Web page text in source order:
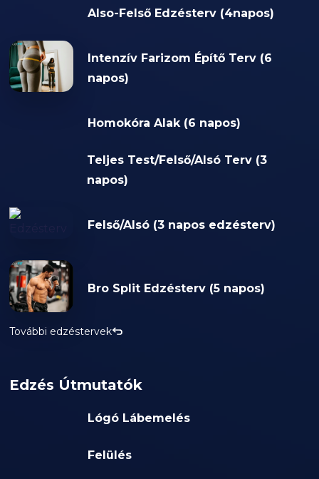
Also-Felső Edzésterv (4napos)
Intenzív Farizom Építő Terv (6
napos)
Homokóra Alak (6 napos)
Teljes Test/Felső/Alsó Terv (3
napos)
Felső/Alsó (3 napos edzésterv)
Bro Split Edzésterv (5 napos)
További edzéstervek
Edzés Útmutatók
Lógó Lábemelés
Felülés